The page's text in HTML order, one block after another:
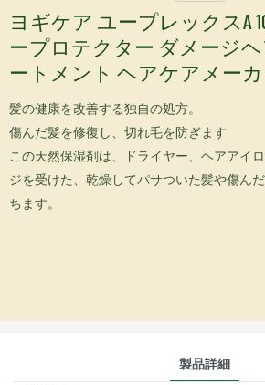
ヨギケア ユープレックスA
ープロテクター ダメージ
ートメント ヘアケアメー
髪の健康を改善する独自の処方。
傷んだ髪を修復し、切れ毛を防ぎます
この天然保湿剤は、ドライヤー、ヘアアイ
ジを受けた、乾燥してパサついた髪や傷ん
ちます。
製品詳細